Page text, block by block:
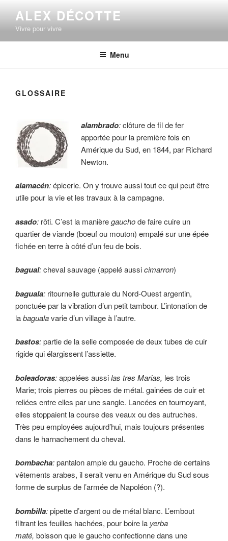
contenu
principal
ALEX DÉCOTTE
Vivre pour vivre
Menu
GLOSSAIRE
alambrado:clôture de fil de fer
apportée pour la première fois en
Amérique du Sud, en 1844, par Richard
Newton.
alamacén:épicerie. On y trouve aussi tout ce qui peut être
utile pour la vie et les travaux à la campagne.
asado: rôti. C’est la manièregauchode faire cuire un
quartier de viande (boeuf ou mou­ton) empalé sur une épée
fichée en terre à côté d’un feu de bois.
bagual:cheval sauvage (appelé aussicimarron)
baguala: ritournelle gutturale du Nord-Ouest argentin,
ponctuée par la vibration d’un petit tambour. L’intonation de
labagualavarie d’un village à l’autre.
bastos:partie de la selle composée de deux tubes de cuir
rigide qui élargissent l’assiette.
boleadoras:appelées aussilas tres Marias, les trois
Marie; trois pierres ou pièces de métal. gainées de cuir et
reliées entre elles par une sangle. Lancées en tournoyant,
elles stoppaient la course des veaux ou des autruches.
Très peu employées aujourd’hui, mais tou­jours présentes
dans le harnachement du cheval.
bombacha:pantalon ample du gaucho. Proche de certains
vêtements arabes, il serait venu en Amérique du Sud sous
forme de surplus de l’armée de Napoléon (?).
bombilla:pipette d’argent ou de métal blanc. L’embout
filtrant les feuilles hachées, pour boire la yerba
maté, boisson que le gaucho confectionne dans une